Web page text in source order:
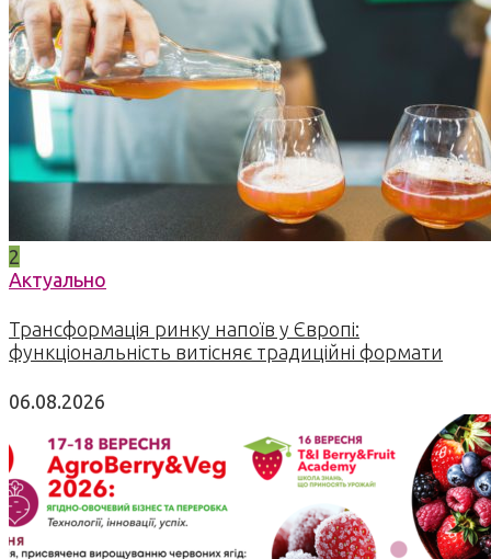
2
Актуально
Трансформація ринку напоїв у Європі:
функціональність витісняє традиційні формати
06.08.2026